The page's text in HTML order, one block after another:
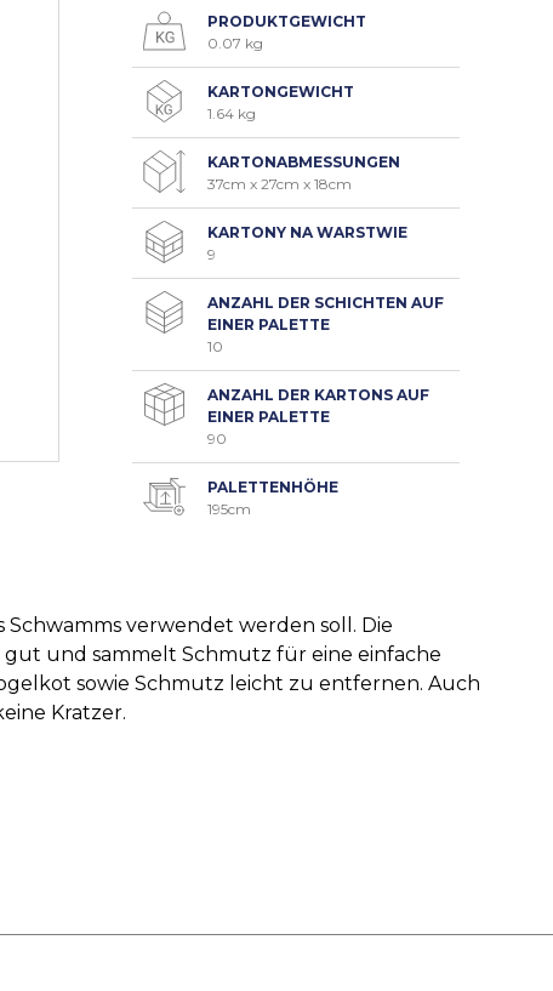
PRODUKTGEWICHT
0.07 kg
KARTONGEWICHT
1.64 kg
KARTONABMESSUNGEN
37cm x 27cm x 18cm
KARTONY NA WARSTWIE
9
ANZAHL DER SCHICHTEN AUF
EINER PALETTE
10
ANZAHL DER KARTONS AUF
EINER PALETTE
90
PALETTENHÖHE
195cm
verwendet werden soll. Die
gut und sammelt Schmutz für eine einfache
sowie Schmutz leicht zu entfernen. Auch
Kratzer.